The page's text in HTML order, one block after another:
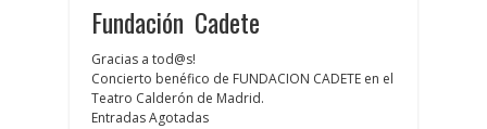
Fundación Cadete
Gracias a tod@s!
Concierto benéfico de FUNDACION CADETE en el
Teatro Calderón de Madrid.
Entradas Agotadas